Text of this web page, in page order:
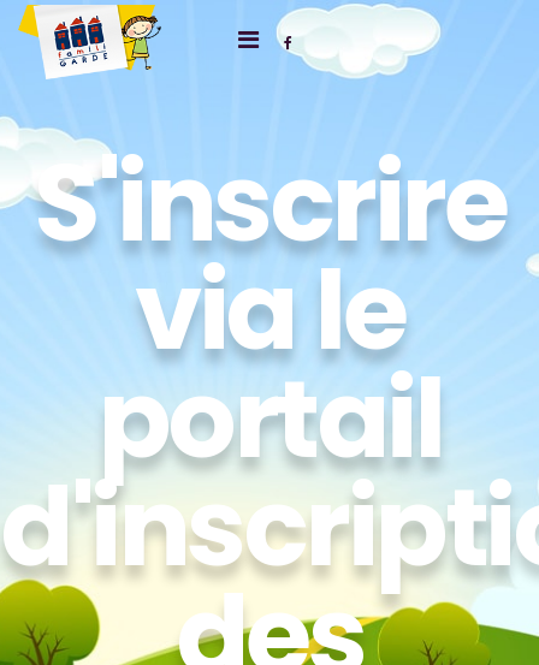
S'inscrire
via le
portail